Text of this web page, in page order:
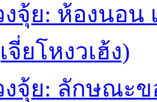
จุ้ย: ห้องนอน
จี่ยโหงวเฮ้ง)
จุ้ย: ลักษณะ